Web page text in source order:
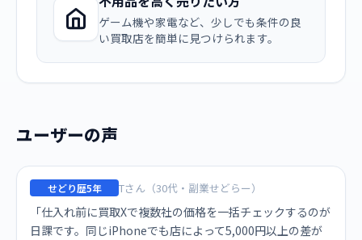
ゲーム機や家電など、少しでも条件の良
い買取店を簡単に見つけられます。
ユーザーの声
せどり歴5年 Tさん（30代・副業せどらー）
「仕入れ前に買取Xで複数社の価格を一括チェックするのが
日課です。同じiPhoneでも店によって5,000円以上の差が